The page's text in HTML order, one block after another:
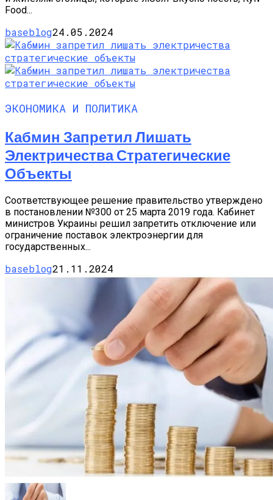
Food...
baseblog24.05.2024
ЭКОНОМИКА И ПОЛИТИКА
Кабмин Запретил Лишать
Электричества Стратегические
Объекты
Соответствующее решение правительство утверждено
в постановлении №300 от 25 марта 2019 года. Кабинет
министров Украины решил запретить отключение или
ограничение поставок электроэнергии для
государственных...
baseblog21.11.2024